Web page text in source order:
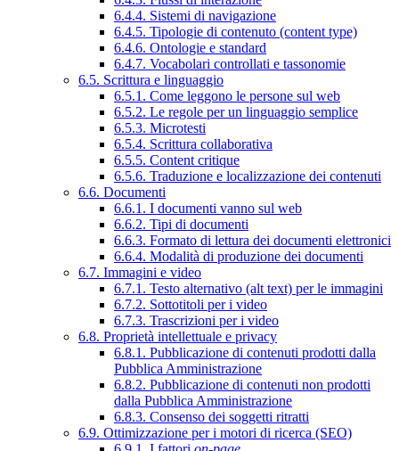
6.4.4. Sistemi di navigazione
6.4.5. Tipologie di contenuto (content type)
6.4.6. Ontologie e standard
6.4.7. Vocabolari controllati e tassonomie
6.5. Scrittura e linguaggio
6.5.1. Come leggono le persone sul web
6.5.2. Le regole per un linguaggio semplice
6.5.3. Microtesti
6.5.4. Scrittura collaborativa
6.5.5. Content critique
6.5.6. Traduzione e localizzazione dei contenuti
6.6. Documenti
6.6.1. I documenti vanno sul web
6.6.2. Tipi di documenti
6.6.3. Formato di lettura dei documenti elettronici
6.6.4. Modalità di produzione dei documenti
6.7. Immagini e video
6.7.1. Testo alternativo (alt text) per le immagini
6.7.2. Sottotitoli per i video
6.7.3. Trascrizioni per i video
6.8. Proprietà intellettuale e privacy
6.8.1. Pubblicazione di contenuti prodotti dalla
Pubblica Amministrazione
6.8.2. Pubblicazione di contenuti non prodotti
dalla Pubblica Amministrazione
6.8.3. Consenso dei soggetti ritratti
6.9. Ottimizzazione per i motori di ricerca (SEO)